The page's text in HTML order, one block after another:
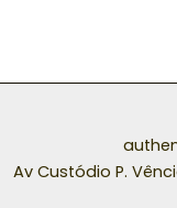
Av Custódio P.